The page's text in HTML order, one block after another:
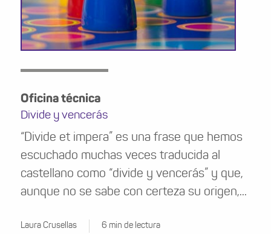
Oficina técnica
Divide y vencerás
“Divide et impera” es una frase que hemos
escuchado muchas veces traducida al
castellano como “divide y vencerás” y que,
aunque no se sabe con certeza su origen,...
Laura Crusellas 6 min de lectura